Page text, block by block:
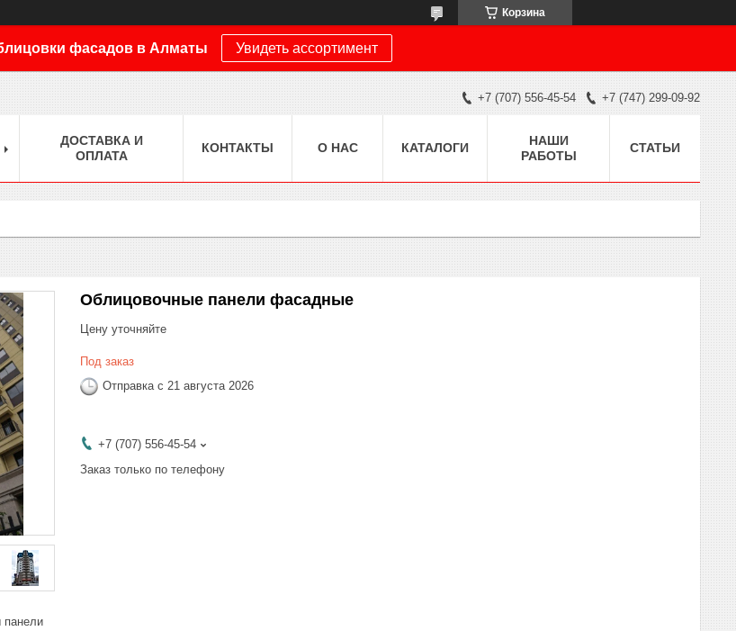
Корзина
фасадов в Алматы Увидеть ассортимент
+7 (707) 556-45-54 +7 (747) 299-09-92
ДОСТАВКА И
ОПЛАТА
КОНТАКТЫ О НАС КАТАЛОГИ
НАШИ
РАБОТЫ
СТАТЬИ
Облицовочные панели фасадные
Цену уточняйте
Под заказ
Отправка с 21 августа 2026
+7 (707) 556-45-54
Заказ только по телефону